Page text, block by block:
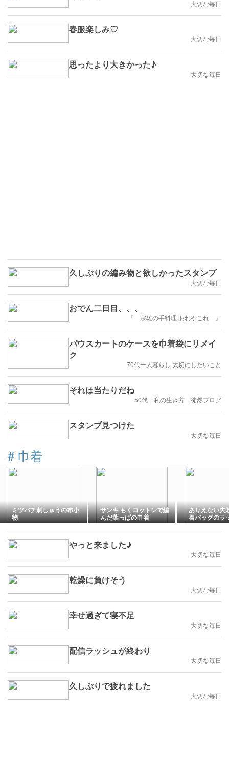
大切な毎日
春服楽しみ♡
大切な毎日
思ったより大きかった♪
大切な毎日
久しぶりの編み物と欲しかったスタンプ
大切な毎日
おでん二日目、、、
『 宗雄の手料理 あれやこれ 』
パウスカートのケースを巾着袋にリメイ
ク
70代一人暮らし 大切にしたいこと
それは当たりだね
50代 私の生き方 徒然ブログ
スタンプ見つけた
大切な毎日
# 巾着
ミツバチ刺しゅうの布小
物
サンキ もくコットンで編
んだ葉っぱの巾着
ありえない失
着バッグの
やっと来ました♪
大切な毎日
乾燥に負けそう
大切な毎日
幸せ過ぎて寝不足
大切な毎日
配信ラッシュが終わり
大切な毎日
久しぶりで疲れました
大切な毎日